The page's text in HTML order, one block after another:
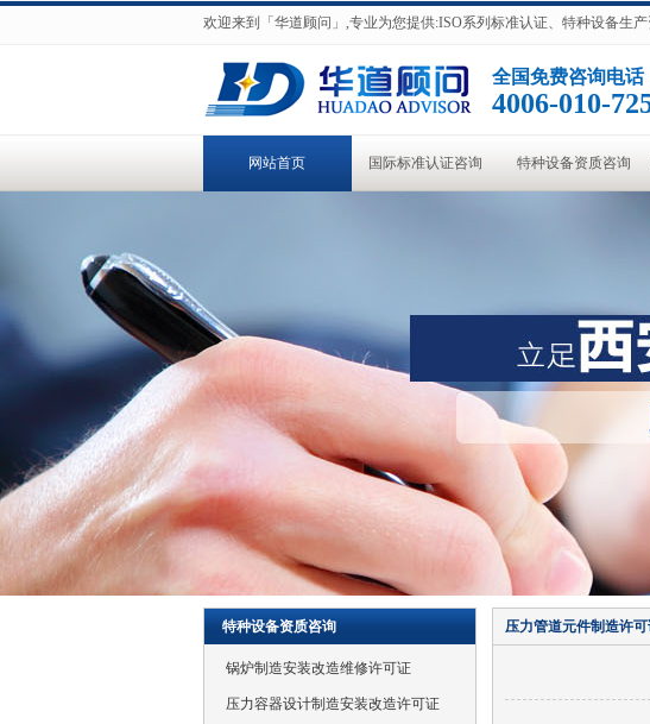
欢迎来到「华道顾问」,专业为您提供:ISO系列标准认证、特种设备生
全国免费咨询电话
4006-010-
网站首页 国际标准认证咨询 特种设备资质咨询
特种设备资质咨询
锅炉制造安装改造维修许可证
压力容器设计制造安装改造许可证
压力管道元件制造许可